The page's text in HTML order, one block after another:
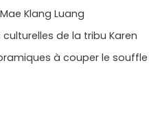
Klang Luang
de la tribu Karen
à couper le